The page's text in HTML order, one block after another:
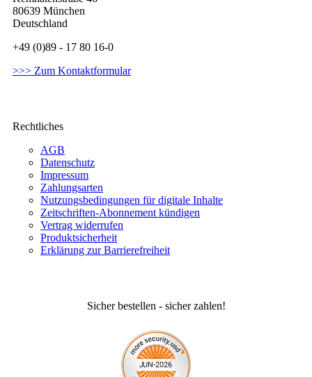
80639 München
Deutschland
+49 (0)89 - 17 80 16-0
>>> Zum Kontaktformular
Rechtliches
AGB
Datenschutz
Impressum
Zahlungsarten
Nutzungsbedingungen für digitale Inhalte
Zeitschriften-Abonnement kündigen
Vertrag widerrufen
Produktsicherheit
Erklärung zur Barrierefreiheit
Sicher bestellen - sicher zahlen!